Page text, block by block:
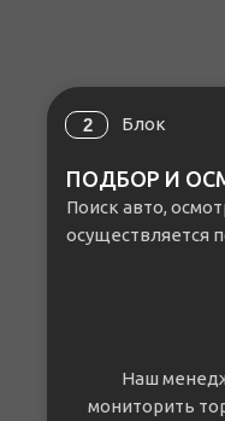
Блок
2
ПОДБОР И
Поиск авто,
осуществляется
Наш
мониторить